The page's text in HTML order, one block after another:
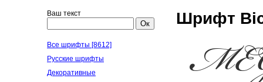
Ваш текст
Ок
Все шрифты [8612]
Русские шрифты
Декоративные
Шрифт